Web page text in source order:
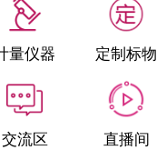
量仪器 定制标物
交流区 直播间
/质控品